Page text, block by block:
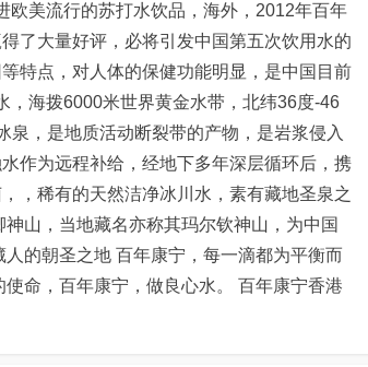
欧美流行的苏打水饮品，海外，2012年百年
了大量好评，必将引发中国第五次饮用水的
特点，对人体的保健功能明显，是中国目前
，海拨6000米世界黄金水带，北纬36度-46
，是地质活动断裂带的产物，是岩浆侵入
作为远程补给，经地下多年深层循环后，携
，稀有的天然洁净冰川水，素有藏地圣泉之
山，当地藏名亦称其玛尔钦神山，为中国
的朝圣之地 百年康宁，每一滴都为平衡而
命，百年康宁，做良心水。 百年康宁香港